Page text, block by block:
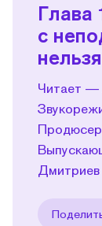
Глава
с
нельзя
Читает —
Дмитриев